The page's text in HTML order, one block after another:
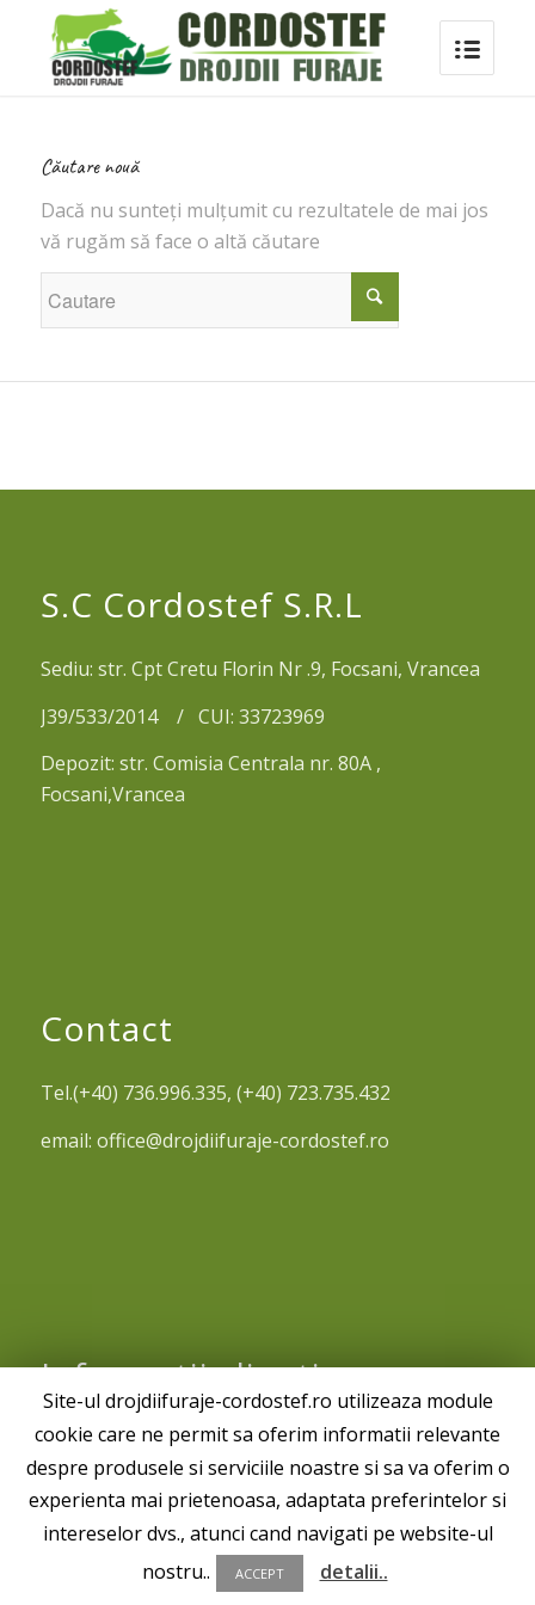
Căutare nouă
Dacă nu sunteți mulțumit cu rezultatele de mai jos
vă rugăm să face o altă căutare
S.C Cordostef S.R.L
Sediu: str. Cpt Cretu Florin Nr .9, Focsani, Vrancea
J39/533/2014 / CUI: 33723969
Depozit: str. Comisia Centrala nr. 80A ,
Focsani,Vrancea
Contact
Tel.(+40) 736.996.335, (+40) 723.735.432
email: office@drojdiifuraje-cordostef.ro
Informatii clienti
Politica de prelucrare a datelor personale
Politica de cookies
Site-ul drojdiifuraje-cordostef.ro utilizeaza module
cookie care ne permit sa oferim informatii relevante
despre produsele si serviciile noastre si sa va oferim o
experienta mai prietenoasa, adaptata preferintelor si
intereselor dvs., atunci cand navigati pe website-ul
nostru..
ACCEPT detalii..